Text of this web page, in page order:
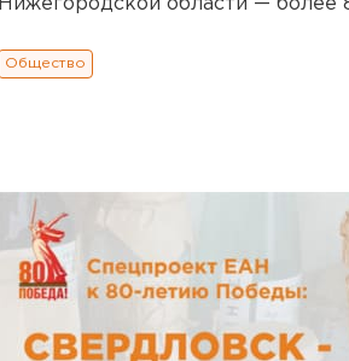
Нижегородской области — более
Общество